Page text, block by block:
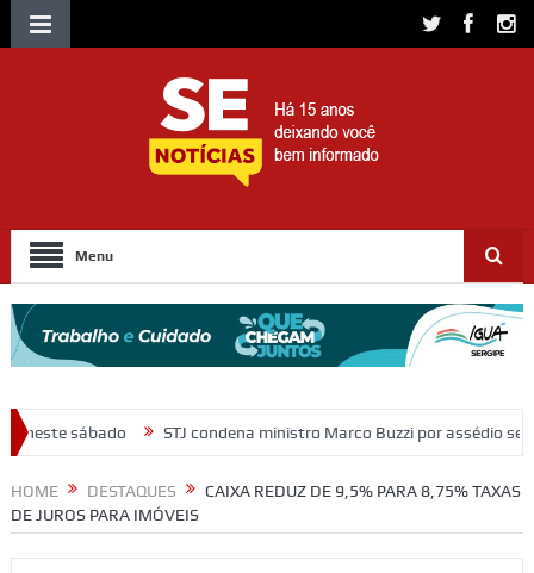
Menu
condena ministro Marco Buzzi por assédio sexual e importunação
HOME DESTAQUES
CAIXA REDUZ DE 9,5% PARA 8,75% TAXAS
DE JUROS PARA IMÓVEIS